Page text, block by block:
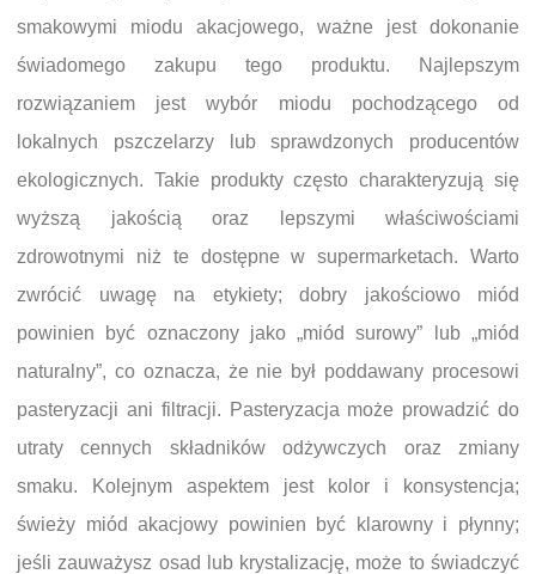
smakowymi miodu akacjowego, ważne jest dokonanie
świadomego zakupu tego produktu. Najlepszym
rozwiązaniem jest wybór miodu pochodzącego od
lokalnych pszczelarzy lub sprawdzonych producentów
ekologicznych. Takie produkty często charakteryzują się
wyższą jakością oraz lepszymi właściwościami
zdrowotnymi niż te dostępne w supermarketach. Warto
zwrócić uwagę na etykiety; dobry jakościowo miód
powinien być oznaczony jako „miód surowy” lub „miód
naturalny”, co oznacza, że nie był poddawany procesowi
pasteryzacji ani filtracji. Pasteryzacja może prowadzić do
utraty cennych składników odżywczych oraz zmiany
smaku. Kolejnym aspektem jest kolor i konsystencja;
świeży miód akacjowy powinien być klarowny i płynny;
jeśli zauważysz osad lub krystalizację, może to świadczyć